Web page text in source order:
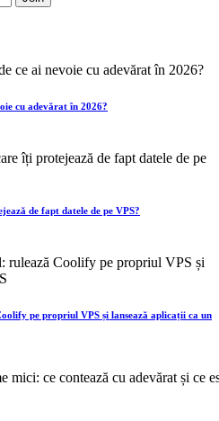
cu adevărat în 2026?
de fapt datele de pe VPS?
pe propriul VPS și lansează aplicații ca un